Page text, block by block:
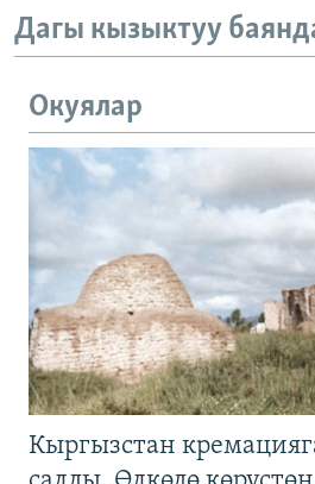
Дагы кызыктуу
Окуялар
Кыргызстан